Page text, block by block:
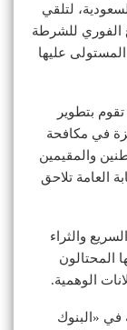
لتلقي
الفوري للشرطة
عليها
تقوم بتطوير
في مكافحة
والمقيمين
العامة تلاحق
السريع والثراء
المحتالون
الوهمية.
في «البنوك